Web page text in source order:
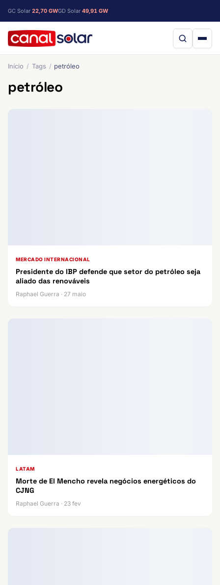
GC Solar 22,70 GWGD Solar 49,91 GW
Início Tags petróleo
petróleo
MERCADO INTERNACIONAL
Presidente do IBP defende que setor do petróleo seja
aliado das renováveis
Raphael Guerra · 27 maio
LATAM
Morte de El Mencho revela negócios energéticos do
CJNG
Raphael Guerra · 23 fev